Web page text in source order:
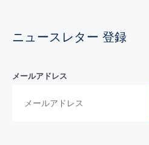
ニュースレター 登録
メールアドレス